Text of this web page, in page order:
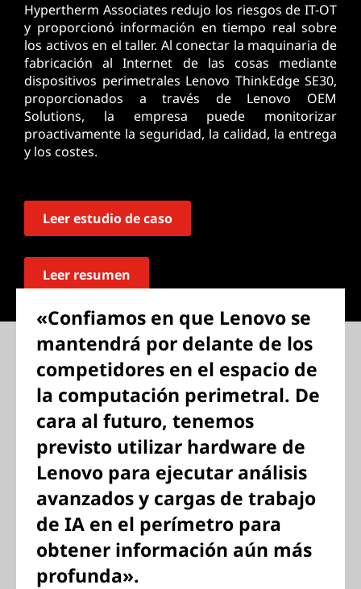
Hypertherm Associates redujo los riesgos de IT-OT
y proporcionó información en tiempo real sobre
los activos en el taller. Al conectar la maquinaria de
fabricación al Internet de las cosas mediante
dispositivos perimetrales Lenovo ThinkEdge SE30,
proporcionados a través de Lenovo OEM
Solutions, la empresa puede monitorizar
proactivamente la seguridad, la calidad, la entrega
y los costes.
Leer estudio de caso
Leer resumen
«Confiamos en que Lenovo se
mantendrá por delante de los
competidores en el espacio de
la computación perimetral. De
cara al futuro, tenemos
previsto utilizar hardware de
Lenovo para ejecutar análisis
avanzados y cargas de trabajo
de IA en el perímetro para
obtener información aún más
profunda».